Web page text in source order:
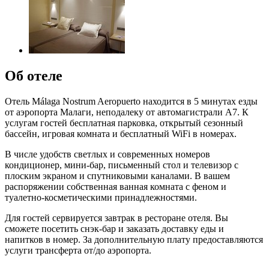
Об отеле
Отель Málaga Nostrum Aeropuerto находится в 5 минутах езды
от аэропорта Малаги, неподалеку от автомагистрали A7. К
услугам гостей бесплатная парковка, открытый сезонный
бассейн, игровая комната и бесплатный WiFi в номерах.
В числе удобств светлых и современных номеров
кондиционер, мини-бар, письменный стол и телевизор с
плоским экраном и спутниковыми каналами. В вашем
распоряжении собственная ванная комната с феном и
туалетно-косметическими принадлежностями.
Для гостей сервируется завтрак в ресторане отеля. Вы
сможете посетить снэк-бар и заказать доставку еды и
напитков в номер. За дополнительную плату предоставляются
услуги трансферта от/до аэропорта.